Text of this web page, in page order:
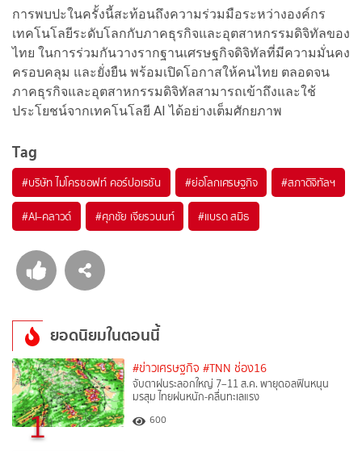
การพบปะในครั้งนี้สะท้อนถึงความร่วมมือระหว่างองค์กร
เทคโนโลยีระดับโลกกับภาคธุรกิจและอุตสาหกรรมดิจิทัลของ
ไทย ในการร่วมกันวางรากฐานเศรษฐกิจดิจิทัลที่มีความมั่นคง
ครอบคลุม และยั่งยืน พร้อมเปิดโอกาสให้คนไทย ตลอดจน
ภาคธุรกิจและอุตสาหกรรมดิจิทัลสามารถเข้าถึงและใช้
ประโยชน์จากเทคโนโลยี AI ได้อย่างเต็มศักยภาพ
Tag
#บริษัท ไมโครซอฟท์ คอร์ปอเรชัน #ย่อโลกเศรษฐกิจ #สภาดิจิทัลฯ
#AI–คลาวด์ #ศุภชัย เจียรวนนท์ #แบรด สมิธ
ยอดนิยมในตอนนี้
1
#ข่าวเศรษฐกิจ #TNN ช่อง16
จับตาฝนระลอกใหญ่ 7–11 ส.ค. พายุดอลฟินหนุน
มรสุม ไทยฝนหนัก-คลื่นทะเลแรง
600